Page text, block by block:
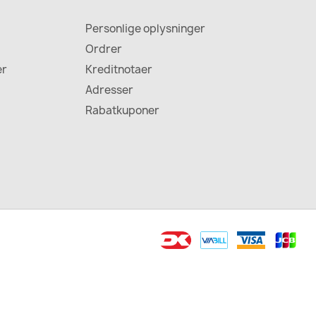
Personlige oplysninger
Ordrer
Kreditnotaer
Adresser
Rabatkuponer